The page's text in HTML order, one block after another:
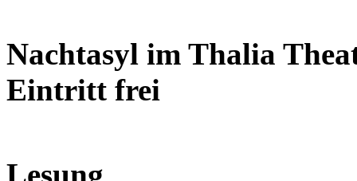
Nachtasyl im Thalia
Eintritt frei
Lesung